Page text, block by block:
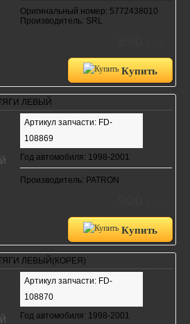
Оригинальный номер: 5772438010
Производитель: SRL
Купить
ЛЕВЫЙ
Артикул запчасти: FD-
108869
Год автомобиля: 1998-2001
Производитель: PATRON
Купить
ЛЕВЫЙ(КОРЕЯ)
Артикул запчасти: FD-
108870
Год автомобиля: 1998-2001